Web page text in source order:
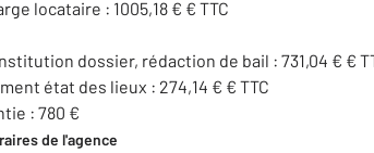
locataire : 1005,18 € € TTC
dossier, rédaction de bail : 731,04 € €
état des lieux : 274,14 € € TTC
: 780 €
de l'agence